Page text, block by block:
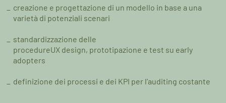
creazione e progettazione di un modello in base a una
varietà di potenziali scenari
standardizzazione delle
procedureUX design, prototipazione e test su early
adopters
definizione dei processi e dei KPI per l’auditing costante